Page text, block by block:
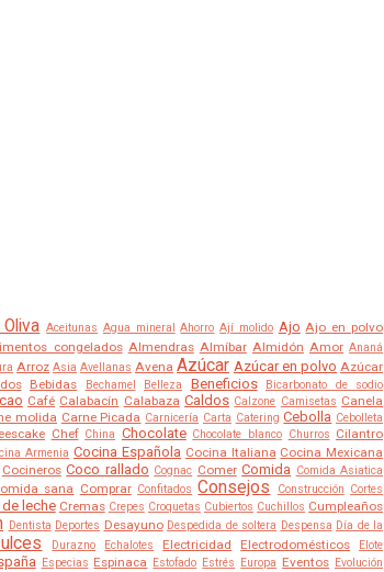
Aceitunas Agua mineral Ahorro Ají molido Ajo Ajo en polvo
congelados Almendras Almíbar Almidón Amor Ananá
Arroz Asia Avellanas Avena Azúcar Azúcar en polvo Azúcar
Bebidas Bechamel Belleza Beneficios Bicarbonato de sodio
Café Calabacín Calabaza Caldos Calzone Camisetas Canela
molida Carne Picada Carnicería Carta Catering Cebolla Cebolleta
Chef China Chocolate Chocolate blanco Churros Cilantro
Armenia Cocina Española Cocina Italiana Cocina Mexicana
Cocineros Coco rallado Cognac Comer Comida Comida Asiatica
sana Comprar Confitados Consejos Construcción Cortes
de leche Cremas Crepes Croquetas Cubiertos Cuchillos Cumpleaños
Dentista Deportes Desayuno Despedida de soltera Despensa Día de la
Durazno Echalotes Electricidad Electrodomésticos
Elote
Especias Espinaca Estofado Estrés Europa Eventos Evolución